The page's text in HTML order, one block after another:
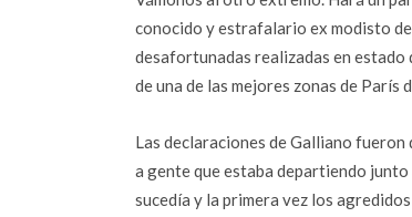
conocido y estrafalario ex modisto
desafortunadas realizadas en estado
de una de las mejores zonas de
Las declaraciones de Galliano
a gente que estaba departiendo junto
sucedía y la primera vez los